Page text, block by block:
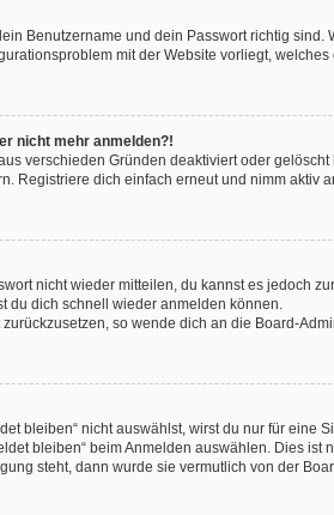
Benutzername und dein Passwort richtig
mit der Website vorliegt, welches
nicht mehr anmelden?!
verschieden Gründen deaktiviert oder
Registriere dich einfach erneut und nimm aktiv
nicht wieder mitteilen, du kannst es jedoch
du dich schnell wieder anmelden können.
so wende dich an die Board-
bleiben“ nicht auswählst, wirst du nur für
bleiben“ beim Anmelden auswählen. Dies
steht, dann wurde sie vermutlich von der